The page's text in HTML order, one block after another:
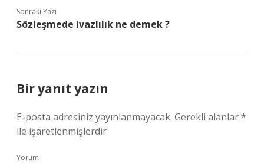
Sonraki Yazı
Sözleşmede ivazlılık ne demek ?
Bir yanıt yazın
E-posta adresiniz yayınlanmayacak. Gerekli alanlar*
ile işaretlenmişlerdir
Yorum